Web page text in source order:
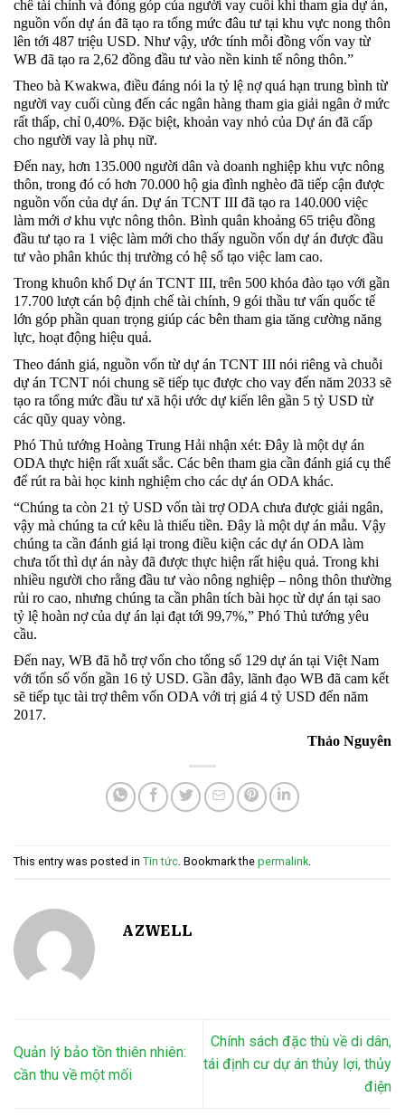
chế tài chính và đóng góp của người vay cuối khi tham gia dự án,
nguồn vốn dự án đã tạo ra tổng mức đâu tư tại khu vực nong thôn
lên tới 487 triệu USD. Như vậy, ước tính mỗi đồng vốn vay từ
WB đã tạo ra 2,62 đồng đầu tư vào nền kinh tế nông thôn.”
Theo bà Kwakwa, điều đáng nói la tỷ lệ nợ quá hạn trung bình từ
người vay cuối cùng đến các ngân hàng tham gia giải ngân ở mức
rất thấp, chỉ 0,40%. Đặc biệt, khoản vay nhỏ của Dự án đã cấp
cho người vay là phụ nữ.
Đến nay, hơn 135.000 người dân và doanh nghiệp khu vực nông
thôn, trong đó có hơn 70.000 hộ gia đình nghèo đã tiếp cận được
nguồn vốn của dự án. Dự án TCNT III đã tạo ra 140.000 việc
làm mới ơ khu vực nông thôn. Bình quân khoảng 65 triệu đồng
đầu tư tạo ra 1 việc làm mới cho thấy nguồn vốn dự án được đầu
tư vào phân khúc thị trường có hệ số tạo việc lam cao.
Trong khuôn khổ Dự án TCNT III, trên 500 khóa đào tạo với gần
17.700 lượt cán bộ định chế tài chính, 9 gói thầu tư vấn quốc tế
lớn góp phần quan trọng giúp các bên tham gia tăng cường năng
lực, hoạt động hiệu quả.
Theo đánh giá, nguồn vốn từ dự án TCNT III nói riêng và chuỗi
dự án TCNT nói chung sẽ tiếp tục được cho vay đến năm 2033 sẽ
tạo ra tổng mức đầu tư xã hội ước dự kiến lên gần 5 tỷ USD từ
các qũy quay vòng.
Phó Thủ tướng Hoàng Trung Hải nhận xét: Đây là một dự án
ODA thực hiện rất xuất sắc. Các bên tham gia cần đánh giá cụ thể
để rút ra bài học kinh nghiệm cho các dự án ODA khác.
“Chúng ta còn 21 tỷ USD vốn tài trợ ODA chưa được giải ngân,
vậy mà chúng ta cứ kêu là thiếu tiền. Đây là một dự án mẫu. Vậy
chúng ta cần đánh giá lại trong điều kiện các dự án ODA làm
chưa tốt thì dự án này đã được thực hiện rất hiệu quả. Trong khi
nhiều người cho rằng đầu tư vào nông nghiệp – nông thôn thường
rủi ro cao, nhưng chúng ta cần phân tích bài học từ dự án tại sao
tỷ lệ hoàn nợ của dự án lại đạt tới 99,7%,” Phó Thủ tướng yêu
cầu.
Đến nay, WB đã hỗ trợ vốn cho tổng số 129 dự án tại Việt Nam
với tốn số vốn gần 16 tỷ USD. Gần đây, lãnh đạo WB đã cam kết
sẽ tiếp tục tài trợ thêm vốn ODA với trị giá 4 tỷ USD đến năm
2017.
Thảo Nguyên
This entry was posted in Tin tức . Bookmark the permalink
AZWELL
Quản lý bảo tồn thiên nhiên:
cần thu về một mối
Chính sách đặc thù về di dân,
tái định cư dự án thủy lợi, thủy
điện